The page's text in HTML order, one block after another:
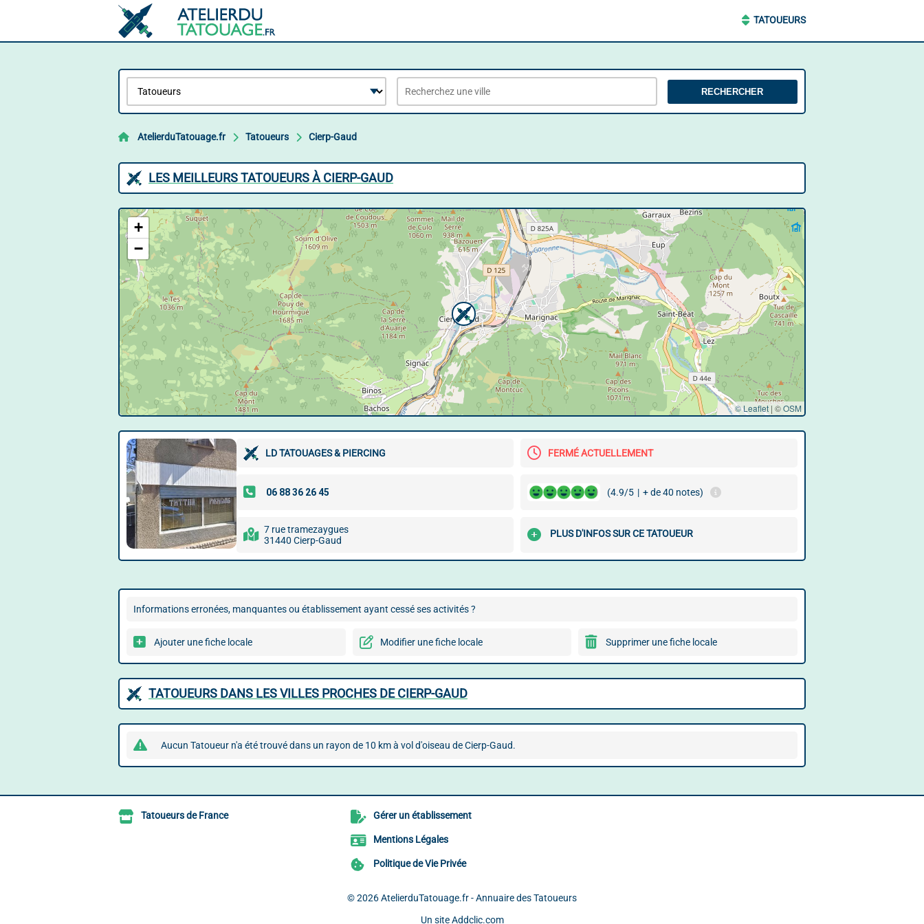
TATOUEURS
RECHERCHER
AtelierduTatouage.fr Tatoueurs Cierp-Gaud
LES MEILLEURS TATOUEURS À CIERP-GAUD
+
−
© Leaflet | ©OSM
LD TATOUAGES & PIERCING FERMÉ ACTUELLEMENT
(4.9/5 | + de 40 notes)
7 rue tramezaygues
31440 Cierp-Gaud
PLUS D'INFOS SUR CE TATOUEUR
Informations erronées, manquantes ou établissement ayant cessé ses activités ?
Ajouter une fiche locale Modifier une fiche locale Supprimer une fiche locale
TATOUEURS DANS LES VILLES PROCHES DE CIERP-GAUD
Aucun Tatoueur n'a été trouvé dans un rayon de 10 km à vol d'oiseau de Cierp-Gaud.
Tatoueurs de France Gérer un établissement
Mentions Légales
Politique de Vie Privée
© 2026AtelierduTatouage.fr - Annuaire des Tatoueurs
Un site Addclic.com